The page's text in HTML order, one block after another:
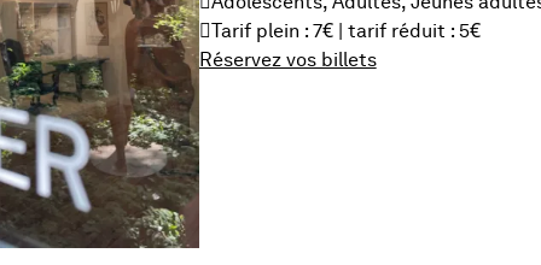
Tarif plein : 7€ | tarif réduit : 5€
Réservez vos billets